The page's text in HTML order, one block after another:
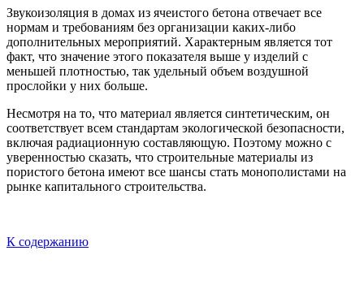
Звукоизоляция в домах из ячеистого бетона отвечает все
нормам и требованиям без организации каких-либо
дополнительных мероприятий. Характерным является тот
факт, что значение этого показателя выше у изделий с
меньшей плотностью, так удельный объем воздушной
прослойки у них больше.
Несмотря на то, что материал является синтетическим, он
соответствует всем стандартам экологической безопасности,
включая радиационную составляющую. Поэтому можно с
уверенностью сказать, что строительные материалы из
пористого бетона имеют все шансы стать монополистами на
рынке капитального строительства.
К содержанию